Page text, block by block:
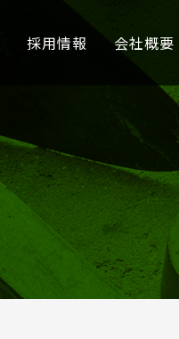
採用情報 会社概要